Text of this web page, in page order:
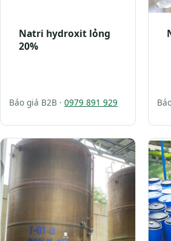
Natri hydroxit lỏng
20%
Báo giá B2B · 0979 891 929